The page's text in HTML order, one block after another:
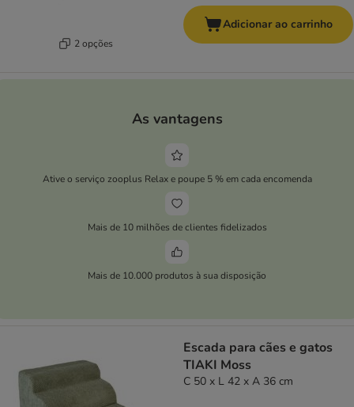
2 opções
Adicionar ao carrinho
As vantagens
Ative o serviço zooplus Relax e poupe 5 % em cada encomenda
Mais de 10 milhões de clientes fidelizados
Mais de 10.000 produtos à sua disposição
Escada para cães e gatos
TIAKI Moss
C 50 x L 42 x A 36 cm